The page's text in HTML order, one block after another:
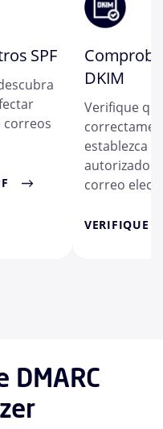
SPF
correos
DKIM
Verifique
establezca
autorizado
correo
VERIFIQUE
DMARC